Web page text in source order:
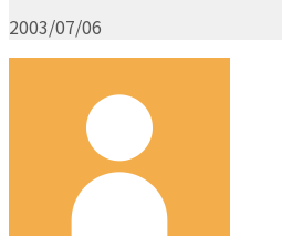
2003/07/06